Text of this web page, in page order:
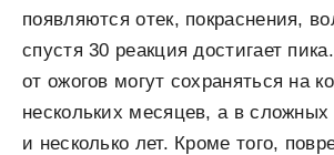
появляются отек, покраснения,
спустя 30 реакция достигает
от ожогов могут сохраняться на
нескольких месяцев, а в
и несколько лет. Кроме того,